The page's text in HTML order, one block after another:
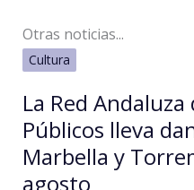
Otras noticias...
Cultura
La Red
Públicos lleva
Marbella y
agosto